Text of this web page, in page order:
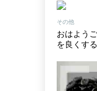
その他
おはよう
を良くす